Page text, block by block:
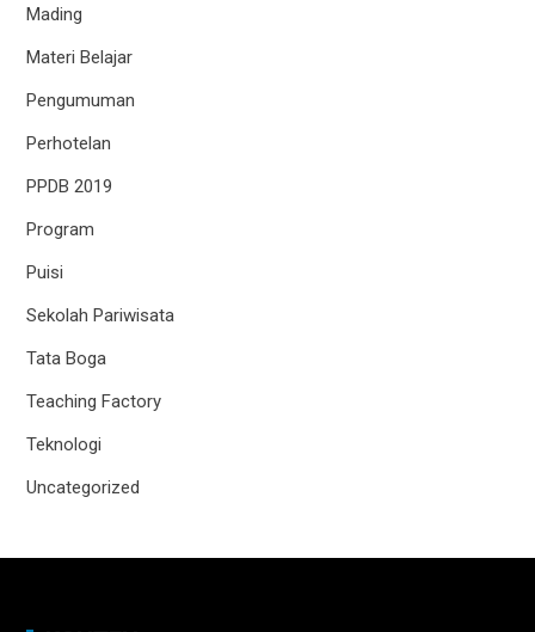
Mading
Materi Belajar
Pengumuman
Perhotelan
PPDB 2019
Program
Puisi
Sekolah Pariwisata
Tata Boga
Teaching Factory
Teknologi
Uncategorized